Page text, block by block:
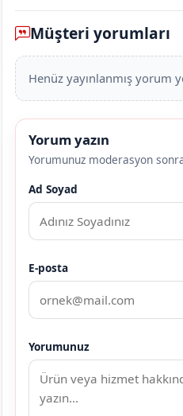
Müşteri yorumları
Henüz yayınlanmış yorum
Yorum yazın
Yorumunuz moderasyon
Ad Soyad
E-posta
Yorumunuz